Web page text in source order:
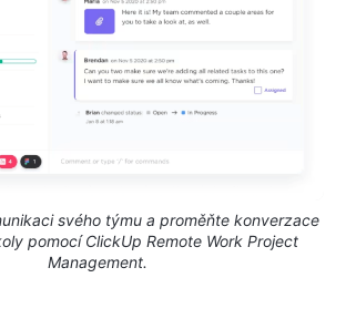
svého týmu a proměňte konverzace
pomocí ClickUp Remote Work Project
Management.